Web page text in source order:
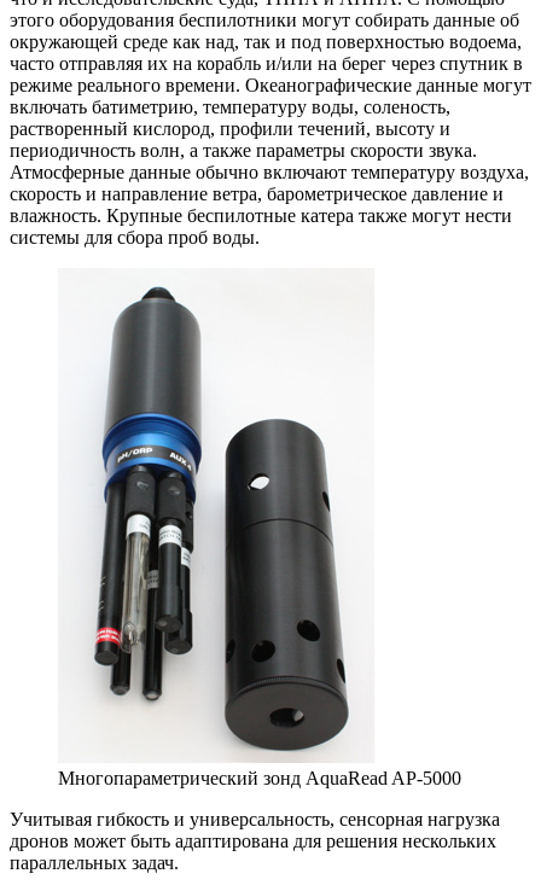
этого оборудования беспилотники могут собирать данные об
окружающей среде как над, так и под поверхностью водоема,
часто отправляя их на корабль и/или на берег через спутник в
режиме реального времени. Океанографические данные могут
включать батиметрию, температуру воды, соленость,
растворенный кислород, профили течений, высоту и
периодичность волн, а также параметры скорости звука.
Атмосферные данные обычно включают температуру воздуха,
скорость и направление ветра, барометрическое давление и
влажность. Крупные беспилотные катера также могут нести
системы для сбора проб воды.
Многопараметрический зонд AquaRead AP-5000
Учитывая гибкость и универсальность, сенсорная нагрузка
дронов может быть адаптирована для решения нескольких
параллельных задач.